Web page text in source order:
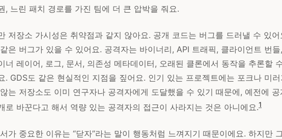
, 느린 패치 경로를 가진 팀에 더 큰 압박을 줘요.
저장소 가시성은 취약점과 같지 않아요. 공개 코드는 버그를 드러낼 수 있어
은 버그가 있을 수 있어요. 공격자는 바이너리, API 트래픽, 클라이언트 번
너 레이어, 로그, 문서, 의존성 메타데이터, 오래된 클론에서 동작을 추론할
. GDS도 같은 현실적인 지점을 짚어요. 인기 있는 프로젝트에는 포크나 미
는 저장소도 이미 연구자나 공격자에게 도달했을 수 있기 때문에, 예전에
로 바꾼다고 해서 역량 있는 공격자의 접근이 사라지는 것은 아니에요.1
가 중요한 이유는 “닫자”라는 말이 행동처럼 느껴지기 때문이에요. 하지만